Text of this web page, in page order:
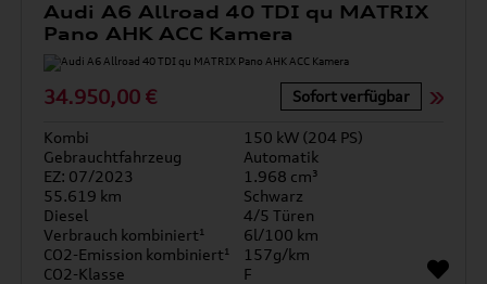
Audi A6 Allroad 40 TDI qu MATRIX
Pano AHK ACC Kamera
34.950,00 € Sofort verfügbar
Kombi
150 kW (204 PS)
Gebrauchtfahrzeug
Automatik
EZ: 07/2023
1.968 cm³
55.619 km
Schwarz
Diesel
4/5 Türen
Verbrauch kombiniert¹
6l/100 km
CO2-Emission kombiniert¹
157g/km
CO2-Klasse
F